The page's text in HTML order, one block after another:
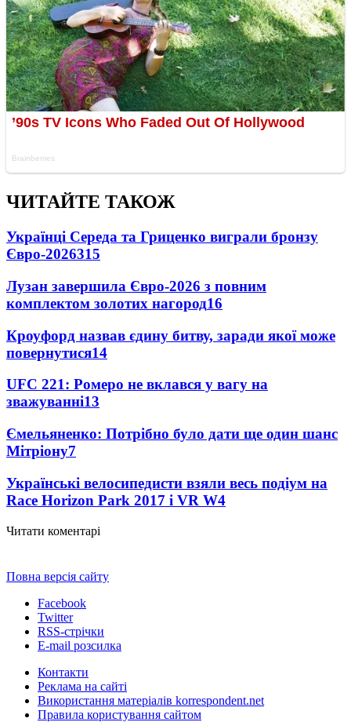
ЧИТАЙТЕ ТАКОЖ
Українці Середа та Гриценко виграли бронзу
Євро-2026315
Лузан завершила Євро-2026 з повним
комплектом золотих нагород16
Кроуфорд назвав єдину битву, заради якої може
повернутися14
UFC 221: Ромеро не вклався у вагу на
зважуванні13
Ємельяненко: Потрібно було дати ще один шанс
Мітріону7
Українські велосипедисти взяли весь подіум на
Race Horizon Park 2017 і VR W4
Читати коментарі
Повна версія сайту
Facebook
Twitter
RSS-стрічки
E-mail розсилка
Контакти
Реклама на сайті
Використання матеріалів korrespondent.net
Правила користування сайтом